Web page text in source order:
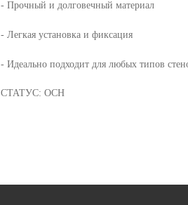
- Прочный и долговечный материал
- Легкая установка и фиксация
- Идеально подходит для любых типов
СТАТУС: ОСН